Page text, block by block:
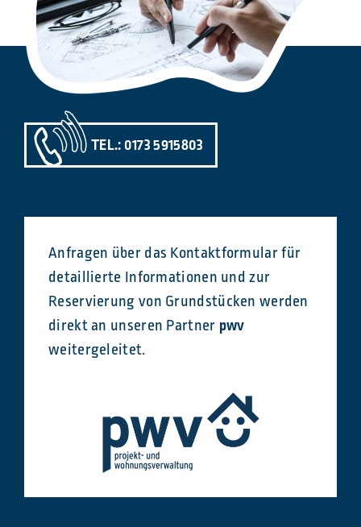
TEL.: 0173 5915803
Anfragen über das Kontaktformular für
detaillierte Informationen und zur
Reservierung von Grundstücken werden
direkt an unseren Partner pwv
weitergeleitet.